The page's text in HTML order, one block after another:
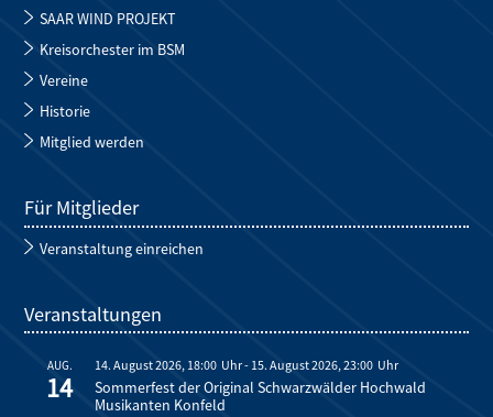
SAAR WIND PROJEKT
Kreisorchester im BSM
Vereine
Historie
Mitglied werden
Für Mitglieder
Veranstaltung einreichen
Veranstaltungen
AUG.
14
14. August 2026, 18:00 - 15. August 2026, 23:00
Sommerfest der Original Schwarzwälder Hochwald
Musikanten Konfeld